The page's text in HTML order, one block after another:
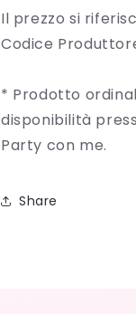
Il prezzo si
Codice
* Prodotto
disponibilità
Party con me.
Share